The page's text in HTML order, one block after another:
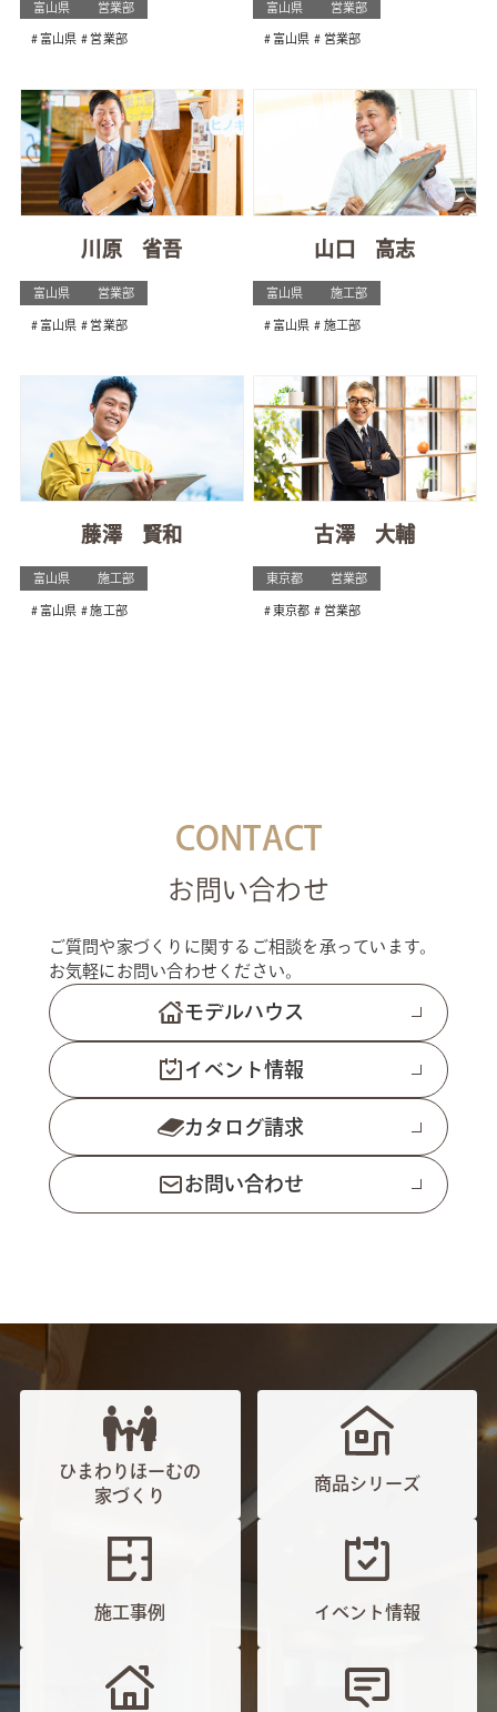
富山県 営業部
富山県 営業部
富山県 営業部
富山県 営業部
川原 省吾
富山県 営業部
富山県 営業部
山口 高志
富山県 施工部
富山県 施工部
藤澤 賢和
富山県 施工部
富山県 施工部
古澤 大輔
東京都 営業部
東京都 営業部
CONTACT
お問い合わせ
ご質問や家づくりに関するご相談を承っています。
お気軽にお問い合わせください。
モデルハウス
イベント情報
カタログ請求
お問い合わせ
ひまわりほーむの
家づくり
商品シリーズ
施工事例 イベント情報